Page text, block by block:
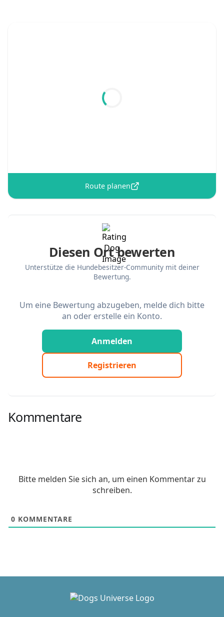
Route planen
Diesen Ort bewerten
Unterstütze die Hundebesitzer-Community mit deiner
Bewertung.
Um eine Bewertung abzugeben, melde dich bitte
an oder erstelle ein Konto.
Anmelden
Registrieren
Kommentare
Bitte melden Sie sich an, um einen Kommentar zu
schreiben.
0 KOMMENTARE